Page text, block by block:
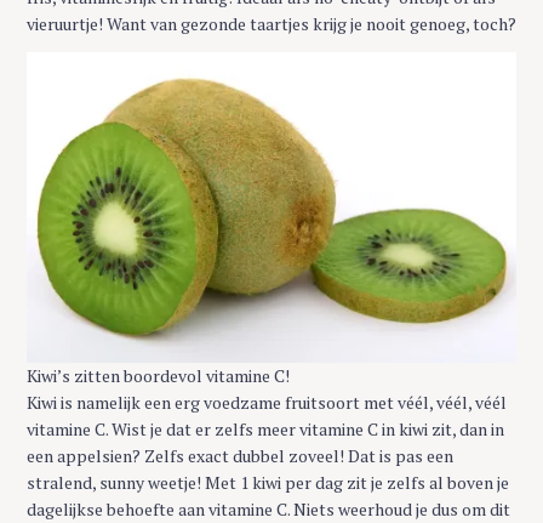
vieruurtje! Want van gezonde taartjes krijg je nooit genoeg, toch?
Kiwi’s zitten boordevol vitamine C!
Kiwi is namelijk een erg voedzame fruitsoort met véél, véél, véél
vitamine C. Wist je dat er zelfs meer vitamine C in kiwi zit, dan in
een appelsien? Zelfs exact dubbel zoveel! Dat is pas een
stralend, sunny weetje! Met 1 kiwi per dag zit je zelfs al boven je
dagelijkse behoefte aan vitamine C. Niets weerhoud je dus om dit